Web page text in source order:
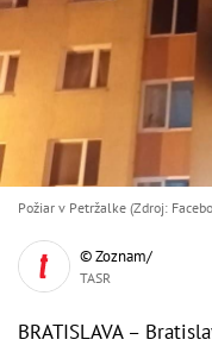
Požiar v Petržalke (Zdroj:
© Zoznam/
TASR
BRATISLAVA –